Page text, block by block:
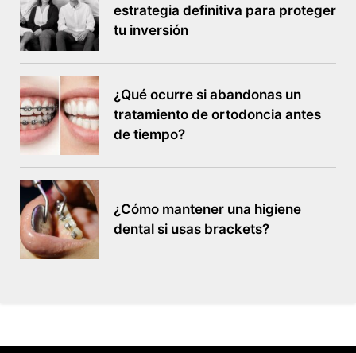
estrategia definitiva para proteger
tu inversión
¿Qué ocurre si abandonas un
tratamiento de ortodoncia antes
de tiempo?
¿Cómo mantener una higiene
dental si usas brackets?